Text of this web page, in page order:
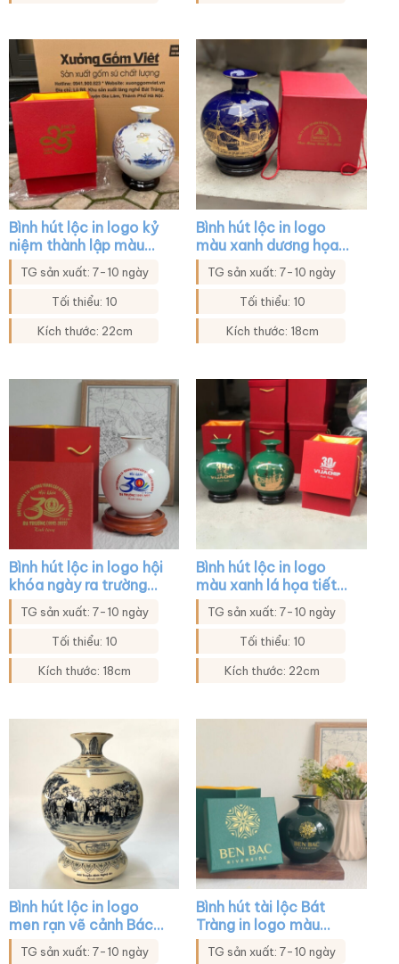
Bình hút lộc in logo kỷ
niệm thành lập màu
trắng họa tiết sen
xanh vàng kim XG-
BHL44
TG sản xuất: 7-10 ngày
Tối thiểu: 10
Kích thước: 22cm
Bình hút lộc in logo
màu xanh dương họa
tiết thuyền buồm XG-
BHL15
TG sản xuất: 7-10 ngày
Tối thiểu: 10
Kích thước: 18cm
Bình hút lộc in logo hội
khóa ngày ra trường
màu trắng XG-BHL11
TG sản xuất: 7-10 ngày
Tối thiểu: 10
Kích thước: 18cm
Bình hút lộc in logo
màu xanh lá họa tiết
thuyền buồm xuôi gió
XG-BHL04
TG sản xuất: 7-10 ngày
Tối thiểu: 10
Kích thước: 22cm
Bình hút lộc in logo
men rạn vẽ cảnh Bác
Hồ thăm quê hương
Nghệ An XG-BHL22
TG sản xuất: 7-10 ngày
Bình hút tài lộc Bát
Tràng in logo màu
xanh lá XG-BHL37
TG sản xuất: 7-10 ngày